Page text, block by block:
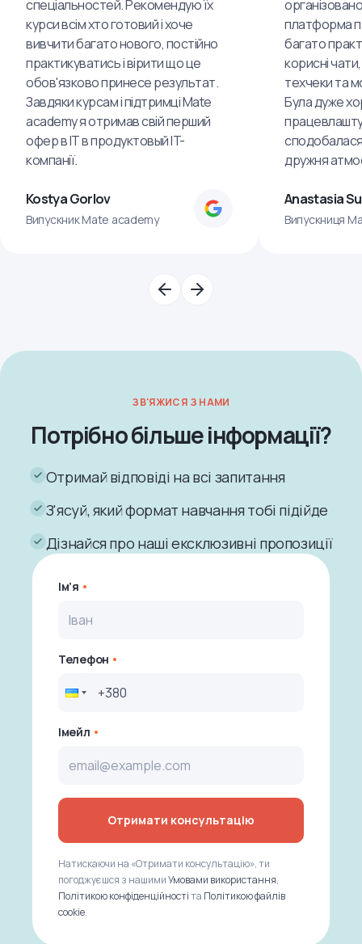
спеціальностей. Рекомендую їх
курси всім хто готовий і хоче
вивчити багато нового, постійно
практикуватись і вірити що це
обов'язково принесе результат.
Завдяки курсам і підтримці Mate
academy я отримав свій перший
офер в IT в продуктовый IT-
компанії.
Kostya Gorlov
Випускник Mate academy
платформа
багато
корисні
техчеки та
Була дуже
дружня
Anastasia
Випускниця
ЗВ'ЯЖИСЯ З НАМИ
Потрібно більше інформації?
Отримай відповіді на всі запитання
З'ясуй, який формат навчання тобі підійде
Дізнайся про наші ексклюзивні пропозиції
Ім’я
Телефон
Імейл
Отримати консультацію
Натискаючи на «Отримати консультацію», ти
погоджуєшся з нашимиУмовами використання,
Політикою конфіденційностіта Політикою файлів
cookie.